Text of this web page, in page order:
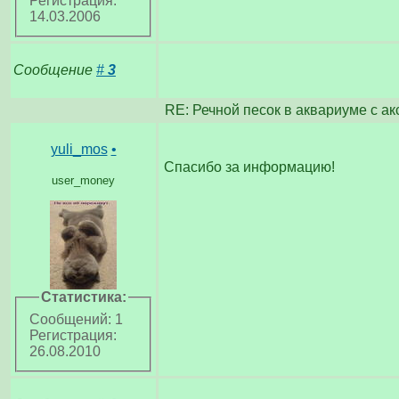
14.03.2006
Сообщение # 3
RE: Речной песок в аквариуме с
yuli_mos •
user_money
Статистика:
Сообщений: 1
Регистрация:
26.08.2010
Спасибо за информацию!